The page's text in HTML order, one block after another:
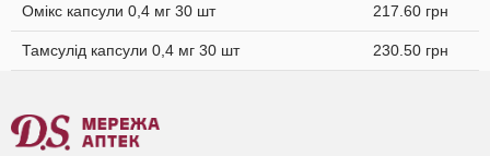
Омікс капсули 0,4 мг 30 шт 217.60 грн
Тамсулід капсули 0,4 мг 30 шт 230.50 грн